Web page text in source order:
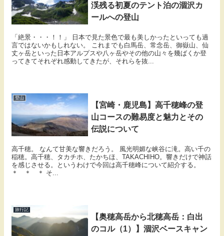
渓残る初夏のテント泊の涸沢カ
ールへの登山
「絶景・・・！！」 日本で見た景色で最も美しかったといっても過
言ではないかもしれない。 これまでも白馬岳、常念岳、御嶽山、仙
丈ヶ岳といった日本アルプスや八ヶ岳やその他の山々を幾ばくか登
ってきてそれぞれ感動してきたが、それらを抜...
登山
【宮崎・鹿児島】高千穂峰の登
山コースの難易度と魅力とその
伝説について
高千穂。 なんて甘美な響きだろう。 風光明媚な峡谷に滝。高い千の
稲穂。高千穂、タカチホ、たかちほ、TAKACHIHO。響きだけで神話
を感じさせる。というわけで今回は高千穂峰について紹介する。
＊ ＊ ＊ そ...
旅行記
【奥穂高岳から北穂高岳：白出
のコル（1）】涸沢ベースキャン